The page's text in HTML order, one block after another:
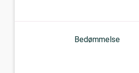
Bedømmelse